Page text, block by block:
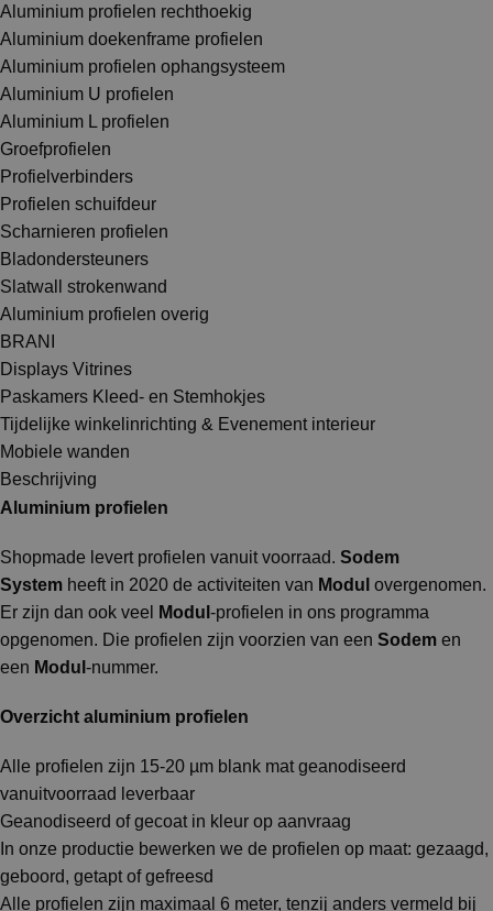
Aluminium profielen rechthoekig
Aluminium doekenframe profielen
Aluminium profielen ophangsysteem
Aluminium U profielen
Aluminium L profielen
Groefprofielen
Profielverbinders
Profielen schuifdeur
Scharnieren profielen
Bladondersteuners
Slatwall strokenwand
Aluminium profielen overig
BRANI
Displays Vitrines
Paskamers Kleed- en Stemhokjes
Tijdelijke winkelinrichting & Evenement interieur
Mobiele wanden
Beschrijving
Aluminium profielen
Shopmade levert profielen vanuit voorraad. Sodem
System heeft in 2020 de activiteiten van Modul overgenomen.
Er zijn dan ook veel
Modul -profielen in ons programma
opgenomen. Die profielen zijn voorzien van een Sodem en
een Modul -nummer.
Overzicht aluminium profielen
Alle profielen zijn 15-20 µm blank mat geanodiseerd
vanuitvoorraad leverbaar
Geanodiseerd of gecoat in kleur op aanvraag
In onze productie bewerken we de profielen op maat: gezaagd,
geboord, getapt of gefreesd
Alle profielen zijn maximaal 6 meter, tenzij anders vermeld bij